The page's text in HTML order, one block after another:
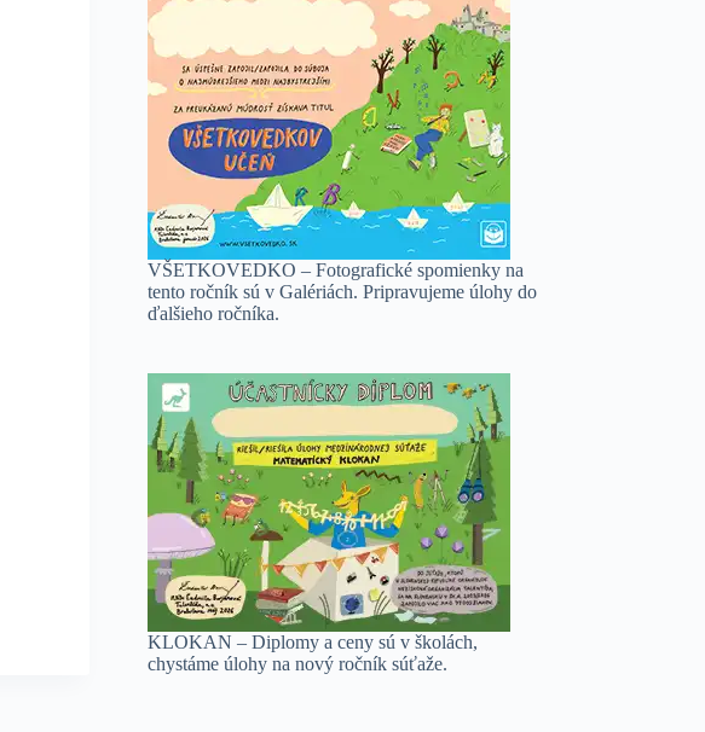
VŠETKOVEDKO – Fotografické spomienky na
tento ročník sú v Galériách. Pripravujeme úlohy do
ďalšieho ročníka.
KLOKAN – Diplomy a ceny sú v školách,
chystáme úlohy na nový ročník súťaže.